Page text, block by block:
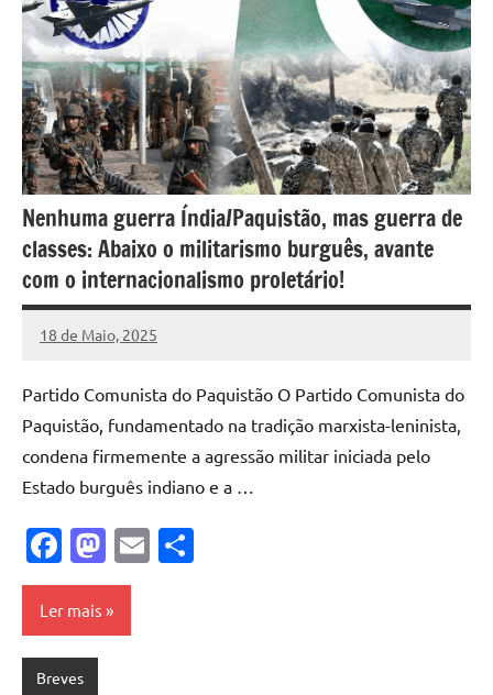
Nenhuma guerra Índia/Paquistão, mas guerra de
classes: Abaixo o militarismo burguês, avante
com o internacionalismo proletário!
18 de Maio, 2025
Pedro
Partido Comunista do Paquistão O Partido Comunista do
Paquistão, fundamentado na tradição marxista-leninista,
condena firmemente a agressão militar iniciada pelo
Estado burguês indiano e a …
Facebook
Mastodon
Email
Ler mais
Breves